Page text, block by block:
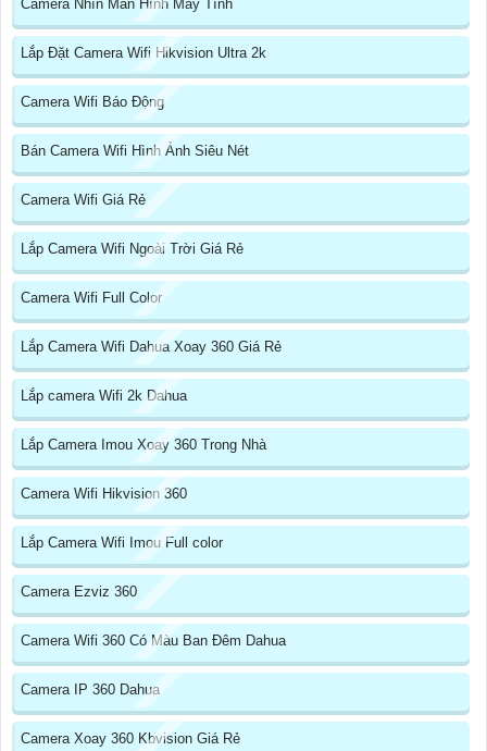
Camera Nhìn Màn Hình Máy Tính
Lắp Đặt Camera Wifi Hikvision Ultra 2k
Camera Wifi Báo Động
Bán Camera Wifi Hình Ảnh Siêu Nét
Camera Wifi Giá Rẻ
Lắp Camera Wifi Ngoài Trời Giá Rẻ
Camera Wifi Full Color
Lắp Camera Wifi Dahua Xoay 360 Giá Rẻ
Lắp camera Wifi 2k Dahua
Lắp Camera Imou Xoay 360 Trong Nhà
Camera Wifi Hikvision 360
Lắp Camera Wifi Imou Full color
Camera Ezviz 360
Camera Wifi 360 Có Màu Ban Đêm Dahua
Camera IP 360 Dahua
Camera Xoay 360 Kbvision Giá Rẻ